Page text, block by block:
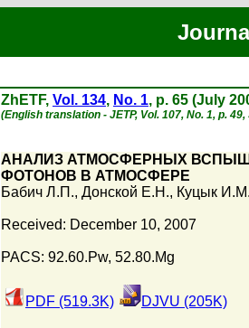
ZhETF, Vol. 134, No. 1, p. 65 (July
(English translation - JETP, Vol. 107, No. 1, p.
АНАЛИЗ АТМОСФЕРНЫХ
ФОТОНОВ В АТМОСФЕРЕ
Бабич Л.П., Донской Е.Н., Куцык И.М.
Received: December 10, 2007
PACS: 92.60.Pw, 52.80.Mg
PDF (519.3K) DJVU (205K)